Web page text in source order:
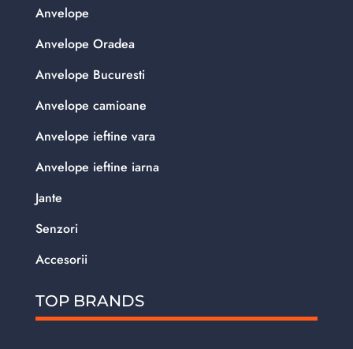
Anvelope
Anvelope Oradea
Anvelope Bucuresti
Anvelope camioane
Anvelope ieftine vara
Anvelope ieftine iarna
Jante
Senzori
Accesorii
TOP BRANDS